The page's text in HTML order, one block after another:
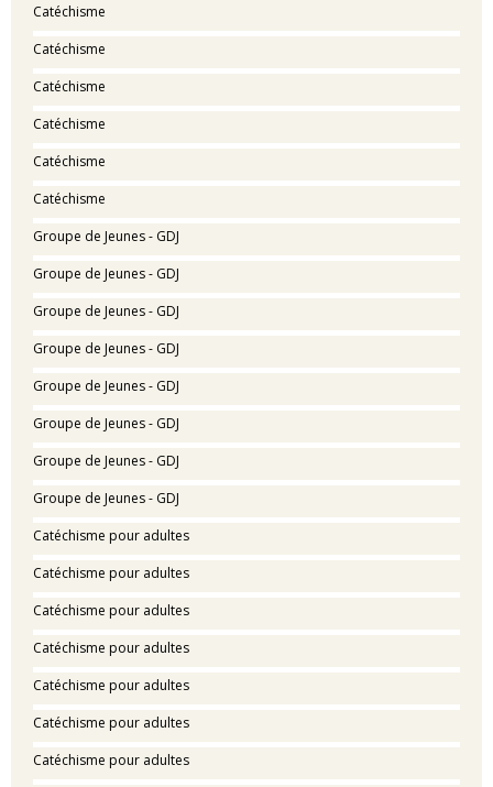
Catéchisme
Catéchisme
Catéchisme
Catéchisme
Catéchisme
Catéchisme
Groupe de Jeunes - GDJ
Groupe de Jeunes - GDJ
Groupe de Jeunes - GDJ
Groupe de Jeunes - GDJ
Groupe de Jeunes - GDJ
Groupe de Jeunes - GDJ
Groupe de Jeunes - GDJ
Groupe de Jeunes - GDJ
Catéchisme pour adultes
Catéchisme pour adultes
Catéchisme pour adultes
Catéchisme pour adultes
Catéchisme pour adultes
Catéchisme pour adultes
Catéchisme pour adultes